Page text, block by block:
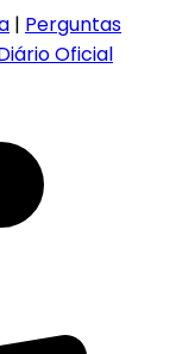
| Perguntas
Oficial